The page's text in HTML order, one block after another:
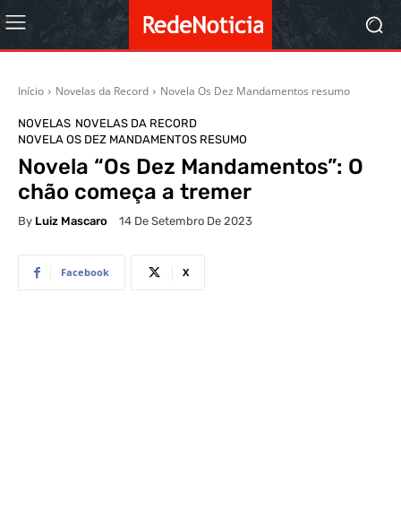
Início Novelas da Record Novela Os Dez Mandamentos resumo
NOVELAS NOVELAS DA RECORD
NOVELA OS DEZ MANDAMENTOS RESUMO
Novela “Os Dez Mandamentos”: O
chão começa a tremer
By Luiz Mascaro 14 De Setembro De 2023
Facebook X